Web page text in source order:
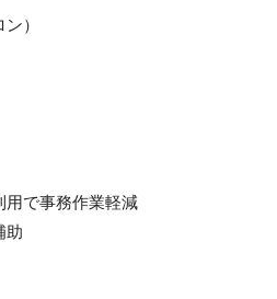
）
で事務作業軽減
助